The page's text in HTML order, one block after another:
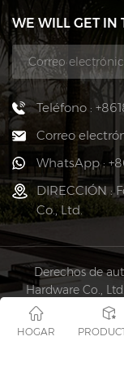
WE WILL GET IN
Teléfono :
Correo
WhatsApp :
DIRECCIÓN :
Co., Ltd.
Derechos de
Hardware Co.,
Mapa del sitio
HOGAR